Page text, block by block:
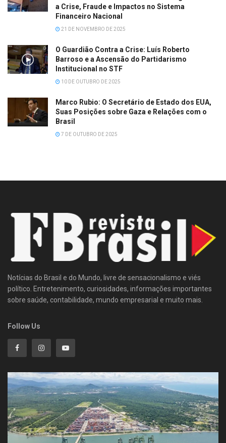
a Crise, Fraude e Impactos no Sistema
Financeiro Nacional
21 DE NOVEMBRO DE 2025
O Guardião Contra a Crise: Luís Roberto
Barroso e a Ascensão do Partidarismo
Institucional no STF
10 DE OUTUBRO DE 2025
Marco Rubio: O Secretário de Estado dos EUA,
Suas Posições sobre Gaza e Relações com o
Brasil
7 DE OUTUBRO DE 2025
Notícias do Brasil e do Mundo, livre de sensacionalismo e viés
político. Entretenimento, curiosidades, informações importantes
sobre saúde, contabilidade, mundo empresarial e muito mais.
Follow Us